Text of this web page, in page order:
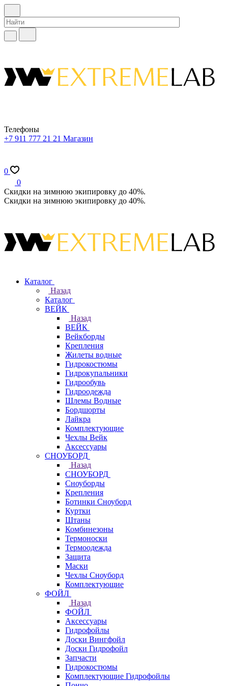
Телефоны
+7 911 777 21 21 Магазин
0
0
Скидки на зимнюю экипировку до 40%.
Скидки на зимнюю экипировку до 40%.
Каталог
Назад
Каталог
ВЕЙК
Назад
ВЕЙК
Вейкборды
Крепления
Жилеты водные
Гидрокостюмы
Гидрокупальники
Гидрообувь
Гидроодежда
Шлемы Водные
Бордшорты
Лайкра
Комплектующие
Чехлы Вейк
Аксессуары
СНОУБОРД
Назад
СНОУБОРД
Сноуборды
Крепления
Ботинки Сноуборд
Куртки
Штаны
Комбинезоны
Термоноски
Термоодежда
Защита
Маски
Чехлы Сноуборд
Комплектующие
ФОЙЛ
Назад
ФОЙЛ
Аксессуары
Гидрофойлы
Доски Вингфойл
Доски Гидрофойл
Запчасти
Гидрокостюмы
Комплектующие Гидрофойлы